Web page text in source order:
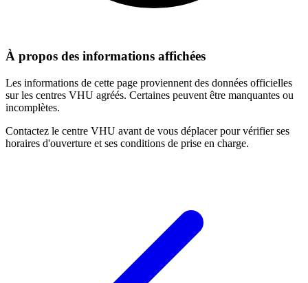
À propos des informations affichées
Les informations de cette page proviennent des données officielles
sur les centres VHU agréés. Certaines peuvent être manquantes ou
incomplètes.
Contactez le centre VHU avant de vous déplacer pour vérifier ses
horaires d'ouverture et ses conditions de prise en charge.